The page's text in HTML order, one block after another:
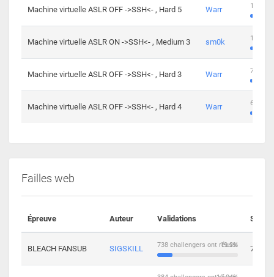
Machine virtuelle ASLR OFF ->SSH<- , Hard 5 Warr 115
Machine virtuelle ASLR ON ->SSH<- , Medium 3 sm0k 115
Machine virtuelle ASLR OFF ->SSH<- , Hard 3 Warr 76
Machine virtuelle ASLR OFF ->SSH<- , Hard 4 Warr 63
Failles web
Épreuve Auteur Validations
BLEACH FANSUB SIGSKILL 19.3%
738 challengers ont réussi 7